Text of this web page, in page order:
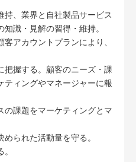
持、業界と自社製品サービス
識・見解の習得・維持。
客アカウントプランにより、
把握する。顧客のニーズ・課
ティングやマネージャーに報
の課題をマーケティングとマ
められた活動量を守る。